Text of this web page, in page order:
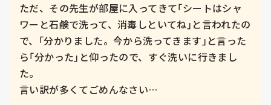
ただ、その先生が部屋に入ってきて｢シートはシャ
ワーと石鹸で洗って、消毒しといてね｣と言われたの
で、｢分かりました。今から洗ってきます｣と言った
ら｢分かった｣と仰ったので、すぐ洗いに行きまし
た。
言い訳が多くてごめんなさい…